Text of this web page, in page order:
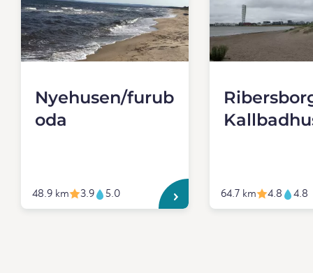
Nyehusen/furub
oda
48.9 km 3.9 5.0 64.7 km 4.8 4.8